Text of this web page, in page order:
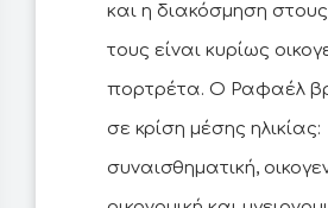
και η διακόσμηση στους
τους είναι κυρίως
πορτρέτα. Ο Ραφαέλ
σε κρίση μέσης ηλικίας:
συναισθηματική,